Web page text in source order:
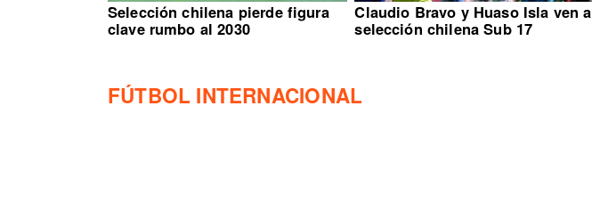
Selección chilena pierde figura
clave rumbo al 2030
Claudio Bravo y Huaso Isla ven a
selección chilena Sub 17
FÚTBOL INTERNACIONAL